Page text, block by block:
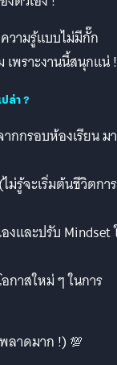
วามรู้แบบไม่มีกั๊ก
พราะงานนี้สนุกแน่ !
ล่า ?
กรอบห้องเรียน มา
รู้จะเริ่มต้นชีวิตการ
และปรับ Mindset
กาสใหม่ ๆ ในการ
ลาดมาก !) 💯